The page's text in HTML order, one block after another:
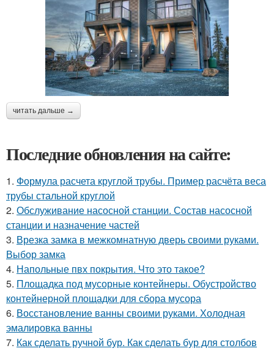
читать дальше →
Последние обновления на сайте:
1. Формула расчета круглой трубы. Пример расчёта веса
трубы стальной круглой
2. Обслуживание насосной станции. Состав насосной
станции и назначение частей
3. Врезка замка в межкомнатную дверь своими руками.
Выбор замка
4. Напольные пвх покрытия. Что это такое?
5. Площадка под мусорные контейнеры. Обустройство
контейнерной площадки для сбора мусора
6. Восстановление ванны своими руками. Холодная
эмалировка ванны
7. Как сделать ручной бур. Как сделать бур для столбов